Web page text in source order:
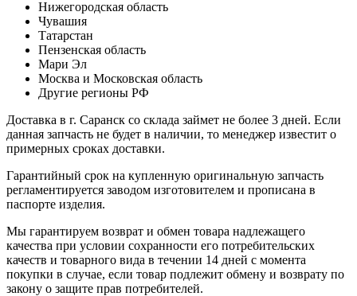
Нижегородская область
Чувашия
Татарстан
Пензенская область
Мари Эл
Москва и Московская область
Другие регионы РФ
Доставка в г. Саранск со склада займет не более 3 дней. Если
данная запчасть не будет в наличии, то менеджер известит о
примерных сроках доставки.
Гарантийный срок на купленную оригинальную запчасть
регламентируется заводом изготовителем и прописана в
паспорте изделия.
Мы гарантируем возврат и обмен товара надлежащего
качества при условии сохранности его потребительских
качеств и товарного вида в течении 14 дней с момента
покупки в случае, если товар подлежит обмену и возврату по
закону о защите прав потребителей.